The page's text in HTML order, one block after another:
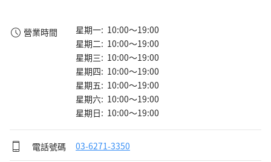
營業時間
星期一: 10:00～19:00
星期二: 10:00～19:00
星期三: 10:00～19:00
星期四: 10:00～19:00
星期五: 10:00～19:00
星期六: 10:00～19:00
星期日: 10:00～19:00
電話號碼 03-6271-3350